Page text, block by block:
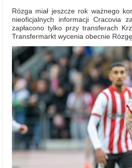
Rózga miał jeszcze rok ważnego
nieoficjalnych informacji Cracovia
zapłacono tylko przy transferach
Transfermarkt wycenia obecnie